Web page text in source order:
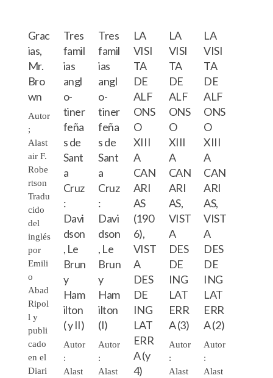
Grac
ias,
Mr.
Bro
wn
Autor
;
Alast
air F.
Robe
rtson
Tradu
cido
del
inglés
por
Emili
o
Abad
Ripol
l y
publi
cado
en el
Diari
Tres
famil
ias
angl
o-
tiner
feña
s de
Sant
a
Cruz
:
Davi
dson
, Le
Brun
y
Ham
ilton
( y II)
Autor
:
Alast
Tres
famil
ias
angl
o-
tiner
feña
s de
Sant
a
Cruz
:
Davi
dson
, Le
Brun
y
Ham
ilton
(I)
Autor
:
Alast
LA
VISI
TA
DE
ALF
ONS
O
XIII
A
CAN
ARI
AS
(190
6),
VIST
A
DES
DE
ING
LAT
ERR
A (y
4)
LA
VISI
TA
DE
ALF
ONS
O
XIII
A
CAN
ARI
AS,
VIST
A
DES
DE
ING
LAT
ERR
A (3)
Autor
:
Alast
LA
VISI
TA
DE
ALF
ONS
O
XIII
A
CAN
ARI
AS,
VIST
A
DES
DE
ING
LAT
ERR
A (2)
Autor
:
Alast